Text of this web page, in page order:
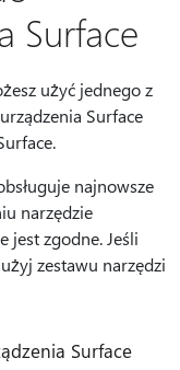
Surface
użyć jednego z
Surface
najnowsze
narzędzie
jest zgodne. Jeśli
zestawu narzędzi
Surface